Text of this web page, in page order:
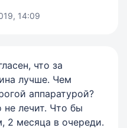
14:09
что за
лучше. Чем
аппаратурой?
лечит. Что бы
2 месяца в очереди.